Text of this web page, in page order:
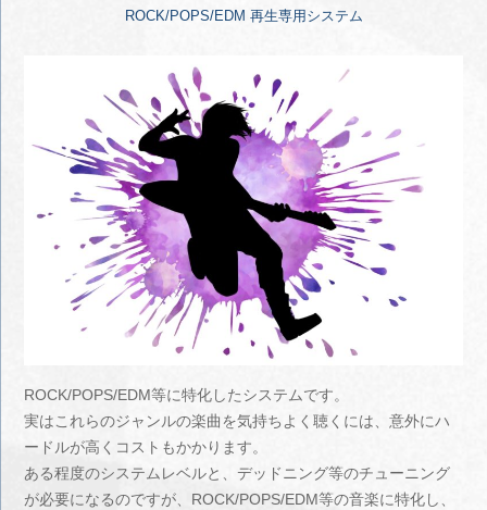
ROCK/POPS/EDM 再生専用システム
ROCK/POPS/EDM等に特化したシステムです。
実はこれらのジャンルの楽曲を気持ちよく聴くには、意外にハ
ードルが高くコストもかかります。
ある程度のシステムレベルと、デッドニング等のチューニング
が必要になるのですが、ROCK/POPS/EDM等の音楽に特化し、